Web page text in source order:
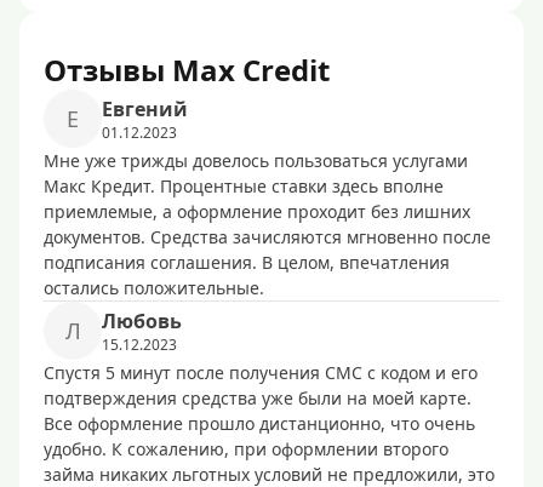
Отзывы Max Credit
Е Евгений
01.12.2023
Мне уже трижды довелось пользоваться услугами
Макс Кредит. Процентные ставки здесь вполне
приемлемые, а оформление проходит без лишних
документов. Средства зачисляются мгновенно после
подписания соглашения. В целом, впечатления
остались положительные.
Л Любовь
15.12.2023
Спустя 5 минут после получения СМС с кодом и его
подтверждения средства уже были на моей карте.
Все оформление прошло дистанционно, что очень
удобно. К сожалению, при оформлении второго
займа никаких льготных условий не предложили, это